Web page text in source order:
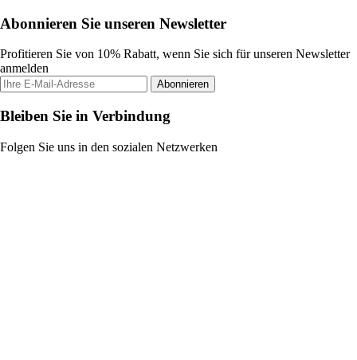
Abonnieren Sie unseren Newsletter
Profitieren Sie von 10% Rabatt, wenn Sie sich für unseren Newsletter
anmelden
Abonnieren
Bleiben Sie in Verbindung
Folgen Sie uns in den sozialen Netzwerken